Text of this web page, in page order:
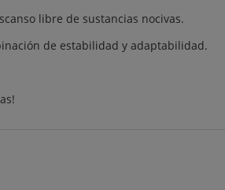
libre de sustancias nocivas.
de estabilidad y adaptabilidad.